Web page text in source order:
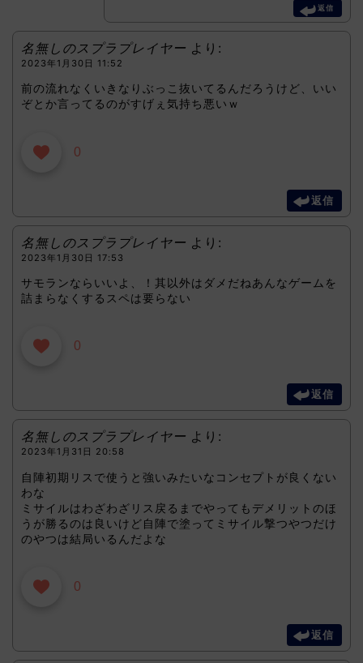
返信
名無しのスプラプレイヤー より:
2023年1月30日 11:52
前の流れなくいきなりぶっこ抜いてるんだろうけど、いい
ぞとか言ってるのがすげぇ気持ち悪いｗ
0
返信
名無しのスプラプレイヤー より:
2023年1月30日 17:53
サモランならいいよ、！其以外はダメだねあんなゲームを
詰まらなくするスペは要らない
0
返信
名無しのスプラプレイヤー より:
2023年1月31日 20:58
自陣初期リスで使うと強いみたいなコンセプトが良くない
わな
ミサイルはわざわざリス戻るまでやってもデメリットのほ
うが勝るのは良いけど自陣で塗ってミサイル撃つやつだけ
のやつは結局いるんだよな
0
返信